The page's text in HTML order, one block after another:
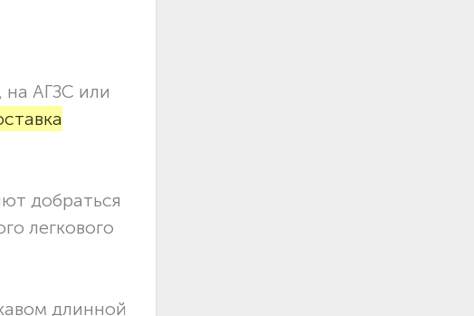
на АГЗС или
добраться
легкового
длинной